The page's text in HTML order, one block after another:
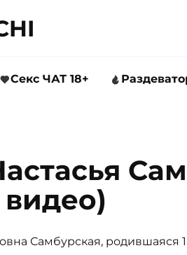
Секс ЧАТ 18+
Самбурская, родившаяся